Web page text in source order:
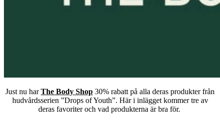
Just nu harThe Body Shop 30% rabatt på alla deras produkter från
hudvårdsserien ”Drops of Youth”. Här i inlägget kommer tre av
deras favoriter och vad produkterna är bra för.